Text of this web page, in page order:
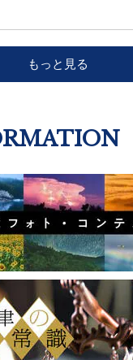
もっと見る